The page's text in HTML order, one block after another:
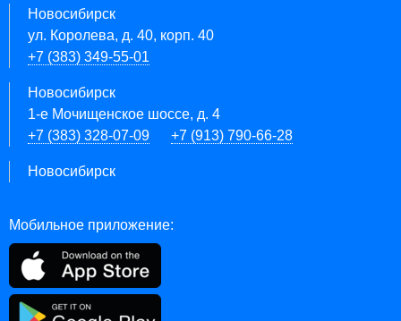
Новосибирск
ул. Королева, д. 40, корп. 40
+7 (383) 349-55-01
Новосибирск
1-е Мочищенское шоссе, д. 4
+7 (383) 328-07-09
+7 (913) 790-66-28
Новосибирск
Мобильное приложение: